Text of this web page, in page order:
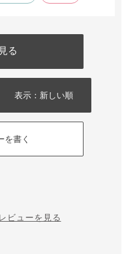
ますので、夏が来ても着
る
表示：新しい順
を書く
ビューを見る